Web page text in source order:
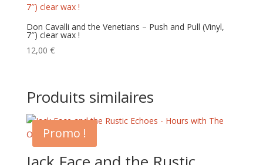
Don Cavalli and the Venetians – Push and Pull (Vinyl,
7″) clear wax !
12,00 €
Produits similaires
Promo !